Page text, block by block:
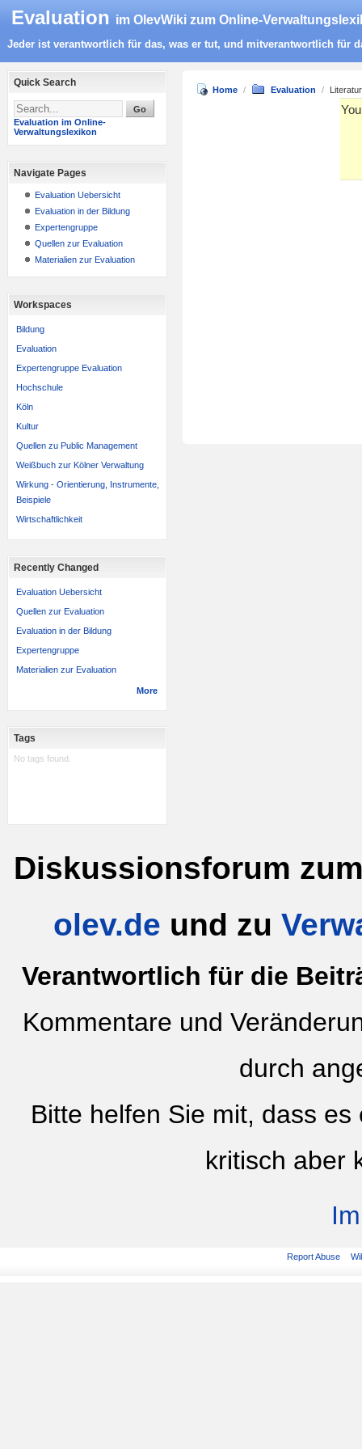
Evaluation im OlevWiki zum Online-
Jeder ist verantwortlich für das, was er tut, und mitverantwortlich für
Quick Search
Evaluation im Online-
Verwaltungslexikon
Navigate Pages
Evaluation Uebersicht
Evaluation in der Bildung
Expertengruppe
Quellen zur Evaluation
Materialien zur Evaluation
Workspaces
Bildung
Evaluation
Expertengruppe Evaluation
Hochschule
Köln
Kultur
Quellen zu Public Management
Weißbuch zur Kölner Verwaltung
Wirkung - Orientierung, Instrumente,
Beispiele
Wirtschaftlichkeit
Recently Changed
Evaluation Uebersicht
Quellen zur Evaluation
Evaluation in der Bildung
Expertengruppe
Materialien zur Evaluation
More
Tags
No tags found.
Home / Evaluation /
Diskussionsforum
olev.de und zu
Verantwortlich für die
Kommentare und
durch
Bitte helfen Sie mit, dass
kritisch aber
Report Abuse